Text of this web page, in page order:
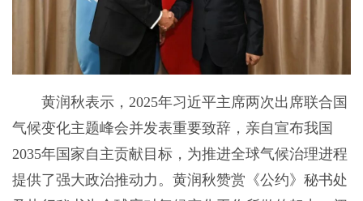
黄润秋表示，2025年习近平主席两次出席联合国
气候变化主题峰会并发表重要致辞，亲自宣布我国
2035年国家自主贡献目标，为推进全球气候治理进程
提供了强大政治推动力。黄润秋赞赏《公约》秘书处